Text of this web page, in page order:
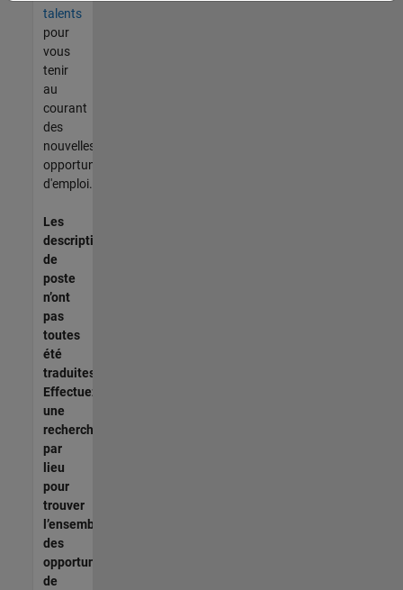
talents
pour
vous
tenir
au
courant
des
nouvelles
opportunités
d'emploi.
Les
descriptions
de
poste
n’ont
pas
toutes
été
traduites.
Effectuez
une
recherche
par
lieu
pour
trouver
l’ensemble
des
opportunités
de